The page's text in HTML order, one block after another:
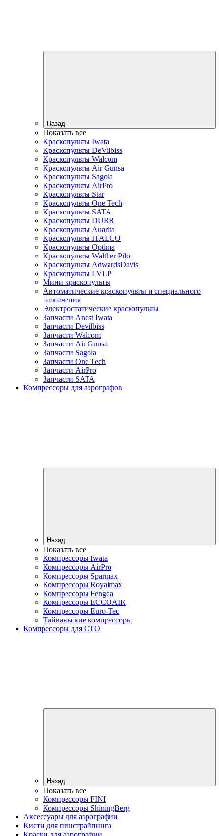
Назад
Показать все
Краскопульты Iwata
Краскопульты DeVilbiss
Краскопульты Walcom
Краскопульты Air Gunsa
Краскопульты Sagola
Краскопульты AirPro
Краскопульты Star
Краскопульты One Tech
Краскопульты SATA
Краскопульты DURR
Краскопульты Auarita
Краскопульты ITALCO
Краскопульты Optima
Краскопульты Walther Pilot
Краскопульты AdwardsDavis
Краскопульты LVLP
Мини краскопульты
Автоматические краскопульты и специального
назначения
Электростатические краскопульты
Запчасти Anest Iwata
Запчасти Devilbiss
Запчасти Walcom
Запчасти Air Gunsa
Запчасти Sagola
Запчасти One Tech
Запчасти AirPro
Запчасти SATA
Компрессоры для аэрографов
Назад
Показать все
Компрессоры Iwata
Компрессоры AirPro
Компрессоры Sparmax
Компрессоры Royalmax
Компрессоры Fengda
Компрессоры ECCOAIR
Компрессоры Euro-Tec
Тайваньские компрессоры
Компрессоры для СТО
Назад
Показать все
Компрессоры FINI
Компрессоры ShiningBerg
Аксессуары для аэрографии
Кисти для пинстрайпинга